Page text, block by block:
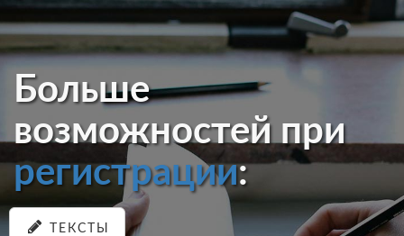
Больше
возможностей при
регистрации:
ТЕКСТЫ